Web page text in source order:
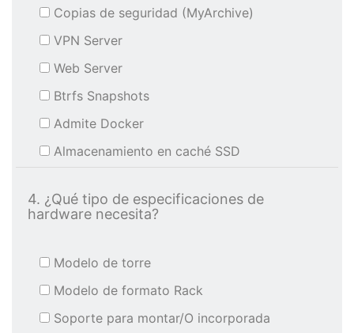
Copias de seguridad (MyArchive)
VPN Server
Web Server
Btrfs Snapshots
Admite Docker
Almacenamiento en caché SSD
4. ¿Qué tipo de especificaciones de
hardware necesita?
Modelo de torre
Modelo de formato Rack
Soporte para montar/O incorporada